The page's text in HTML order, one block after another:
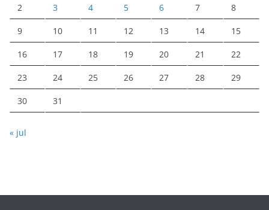
2 3 4 5 6 7 8
9 10 11 12 13 14 15
16 17 18 19 20 21 22
23 24 25 26 27 28 29
30 31
« jul